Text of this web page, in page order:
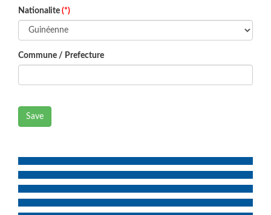
Nationalite (*)
Commune / Prefecture
Save